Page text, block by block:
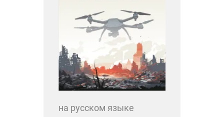
на русском языке